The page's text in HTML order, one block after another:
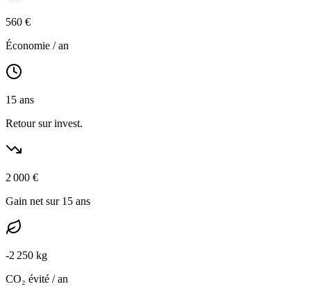
560 €
Économie / an
15 ans
Retour sur invest.
2 000 €
Gain net sur 15 ans
-2 250 kg
CO₂ évité / an